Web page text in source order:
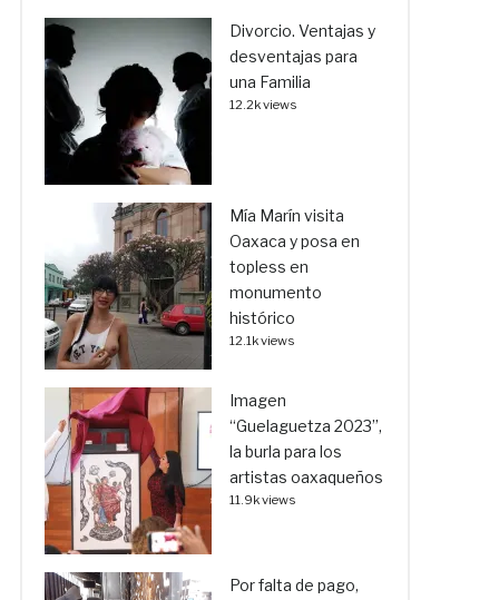
Divorcio. Ventajas y
desventajas para
una Familia
12.2k views
Mía Marín visita
Oaxaca y posa en
topless en
monumento
histórico
12.1k views
Imagen
“Guelaguetza 2023”,
la burla para los
artistas oaxaqueños
11.9k views
Por falta de pago,